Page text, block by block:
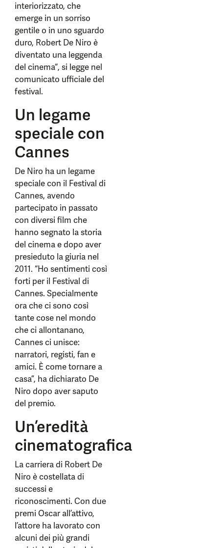
interiorizzato, che
emerge in un sorriso
gentile o in uno sguardo
duro, Robert De Niro è
diventato una leggenda
del cinema“, si legge nel
comunicato ufficiale del
festival.
Un legame
speciale con
Cannes
De Niro ha un legame
speciale con il Festival di
Cannes, avendo
partecipato in passato
con diversi film che
hanno segnato la storia
del cinema e dopo aver
presieduto la giuria nel
2011. “Ho sentimenti così
forti per il Festival di
Cannes. Specialmente
ora che ci sono così
tante cose nel mondo
che ci allontanano,
Cannes ci unisce:
narratori, registi, fan e
amici. È come tornare a
casa”, ha dichiarato De
Niro dopo aver saputo
del premio.
Un’eredità
cinematografica
La carriera di Robert De
Niro è costellata di
successi e
riconoscimenti. Con due
premi Oscar all’attivo,
l’attore ha lavorato con
alcuni dei più grandi